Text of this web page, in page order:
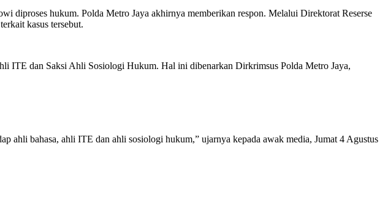
diproses hukum. Polda Metro Jaya akhirnya memberikan respon. Melalui Direktorat Reserse
kasus tersebut.
ITE dan Saksi Ahli Sosiologi Hukum. Hal ini dibenarkan Dirkrimsus Polda Metro Jaya,
bahasa, ahli ITE dan ahli sosiologi hukum,” ujarnya kepada awak media, Jumat 4 Agustus